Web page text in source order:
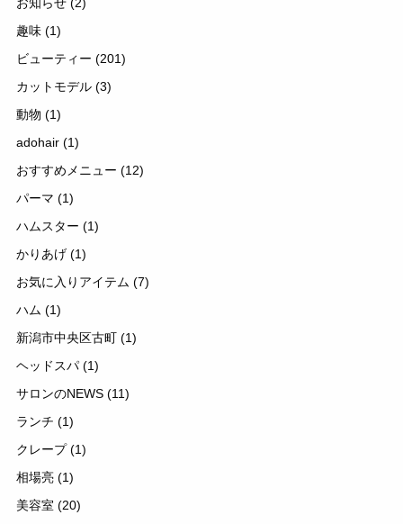
趣味 (1)
ビューティー (201)
カットモデル (3)
動物 (1)
adohair (1)
おすすめメニュー (12)
パーマ (1)
ハムスター (1)
かりあげ (1)
お気に入りアイテム (7)
ハム (1)
新潟市中央区古町 (1)
ヘッドスパ (1)
サロンのNEWS (11)
ランチ (1)
クレープ(1)
相場亮 (1)
美容室 (20)